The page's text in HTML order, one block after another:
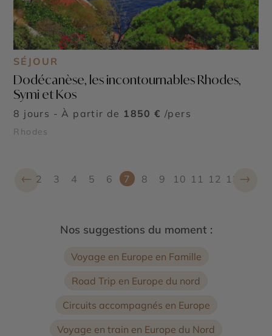
SÉJOUR
Dodécanèse, les incontournables Rhodes,
Symi et Kos
8 jours - À partir de 1850 € /pers
Rhodes
← 2 3 4 5 6 7 8 9 10 11 12 13 →
Nos suggestions du moment :
Voyage en Europe en Famille
Road Trip en Europe du nord
Circuits accompagnés en Europe
Voyage en train en Europe du Nord